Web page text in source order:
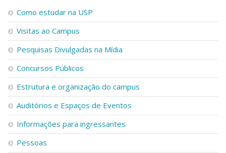
Segurança, Trânsito e Prevenção
RH, Administrativo e Financeiro
Outros serviços
Comunicação
Assessorias e Mídias
Aplicativos e Sites
Agenda de Eventos
Defesa de Teses
Como estudar na USP
Visitas ao Campus
Pesquisas Divulgadas na Mídia
Concursos Públicos
Estrutura e organização do campus
Auditórios e Espaços de Eventos
Informações para ingressantes
Pessoas